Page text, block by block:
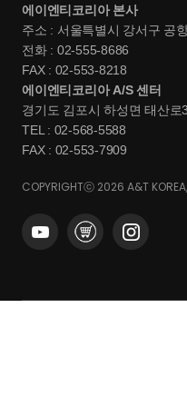
에이엔티코리아 본사
주소 : 서울특별시 강서구 공
전화 : 02-555-8686
FAX : 02-553-8218
에이엔티코리아 A/S 센터
경기도 김포시 하성면 태산로
TEL : 02-568-5588
FAX : 02-553-7909
COPYRIGHTⓒ 2026 A&T KOREA,